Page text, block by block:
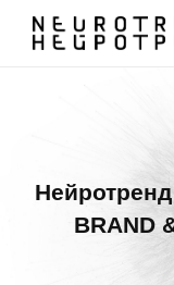
BRAND